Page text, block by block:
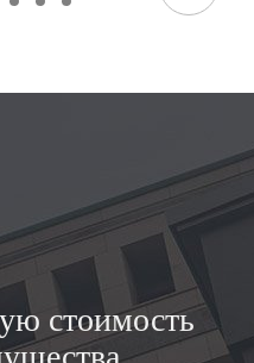
стоимость